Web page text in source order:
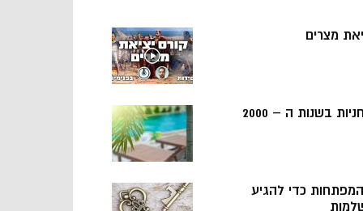
מצרים
בשנות ה – 2000
5 המפתחות כדי להגיע